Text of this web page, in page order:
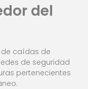
del
de caídas de
de seguridad
pertenecientes